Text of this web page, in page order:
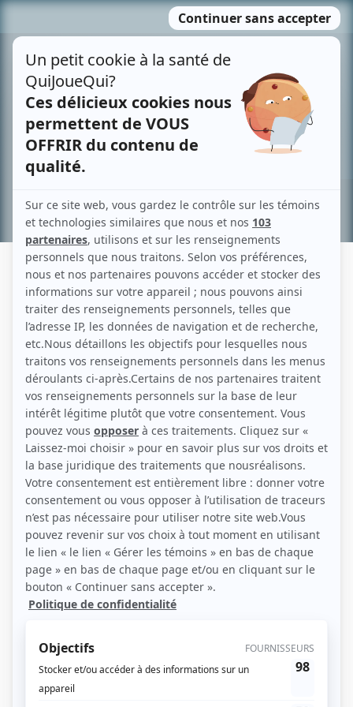
MENU
contenu
Recherche avancée »
SIMON QUEVILLON-LOISELLE
(Source: YouTube)
Liens
Fiche de Simon Quevillon-Loiselle sur Showbizz.net
Personnages
Formule 1 Éric Hardy